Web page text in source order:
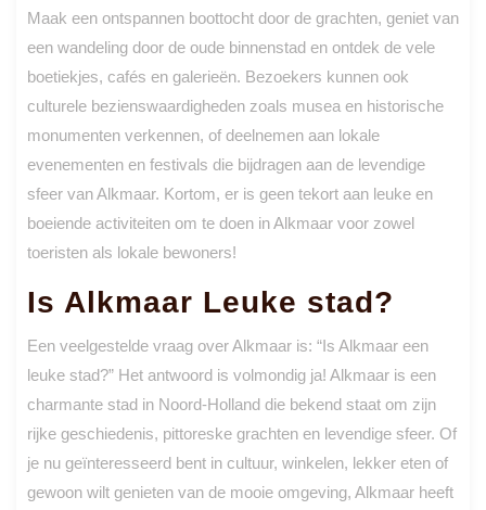
Maak een ontspannen boottocht door de grachten, geniet van
een wandeling door de oude binnenstad en ontdek de vele
boetiekjes, cafés en galerieën. Bezoekers kunnen ook
culturele bezienswaardigheden zoals musea en historische
monumenten verkennen, of deelnemen aan lokale
evenementen en festivals die bijdragen aan de levendige
sfeer van Alkmaar. Kortom, er is geen tekort aan leuke en
boeiende activiteiten om te doen in Alkmaar voor zowel
toeristen als lokale bewoners!
Is Alkmaar Leuke stad?
Een veelgestelde vraag over Alkmaar is: “Is Alkmaar een
leuke stad?” Het antwoord is volmondig ja! Alkmaar is een
charmante stad in Noord-Holland die bekend staat om zijn
rijke geschiedenis, pittoreske grachten en levendige sfeer. Of
je nu geïnteresseerd bent in cultuur, winkelen, lekker eten of
gewoon wilt genieten van de mooie omgeving, Alkmaar heeft